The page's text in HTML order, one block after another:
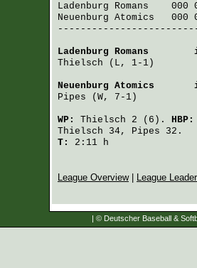
Ladenburg Romans
000
Neuenburg Atomics
000
Ladenburg Romans
Thielsch (L, 1-1)
Neuenburg Atomics
Pipes (W, 7-1)
WP: Thielsch 2 (6).
Thielsch 34, Pipes 32.
T:
2:11 h
League Overview| League
| © Deutscher Baseball &